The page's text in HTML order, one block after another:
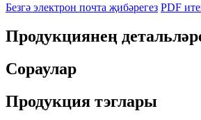
Безгә электрон почта җибәрегез PDF
Продукциянең
Сораулар
Продукция тэглары